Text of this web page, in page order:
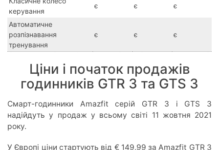
керування
є є є
Автоматичне
розпізнавання
тренування
є є є
Ціни і початок продажів
годинників GTR 3 та GTS 3
Смарт-годинники Amazfit серій GTR 3 і GTS 3
надійдуть у продаж у всьому світі 11 жовтня 2021
року.
У Європі ціни стартують від € 149.99 за Amazfit GTR 3